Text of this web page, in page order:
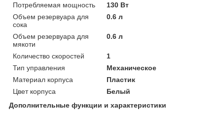
Потребляемая мощность
130 Вт
Объем резервуара для
сока
0.6 л
Объем резервуара для
мякоти
0.6 л
Количество скоростей
1
Тип управления
Механическое
Материал корпуса
Пластик
Цвет корпуса
Белый
Дополнительные функции и характеристики